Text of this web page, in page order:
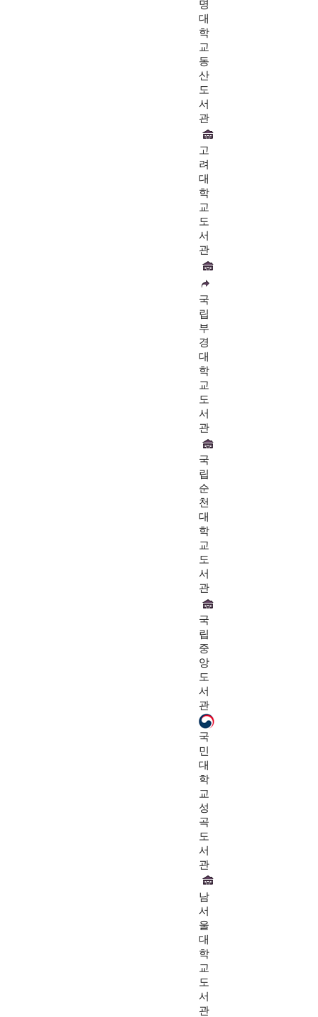
명
대
학
교
동
산
도
서
관
고
려
대
학
교
도
서
관
국
립
부
경
대
학
교
도
서
관
국
립
순
천
대
학
교
도
서
관
국
립
중
앙
도
서
관
국
민
대
학
교
성
곡
도
서
관
남
서
울
대
학
교
도
서
관